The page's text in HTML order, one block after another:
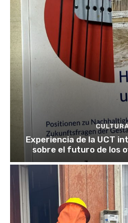
Experiencia de la UCT
sobre el futuro de los